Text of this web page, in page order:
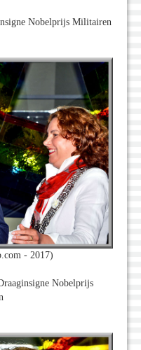
Nobelprijs Militairen
- 2017)
Nobelprijs